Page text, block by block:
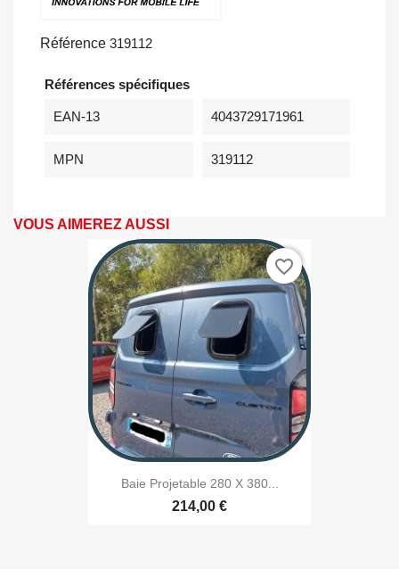
Référence 319112
Références spécifiques
EAN-13 4043729171961
MPN 319112
VOUS AIMEREZ AUSSI
Baie Projetable 280 X 380...
214,00 €
favorite_border